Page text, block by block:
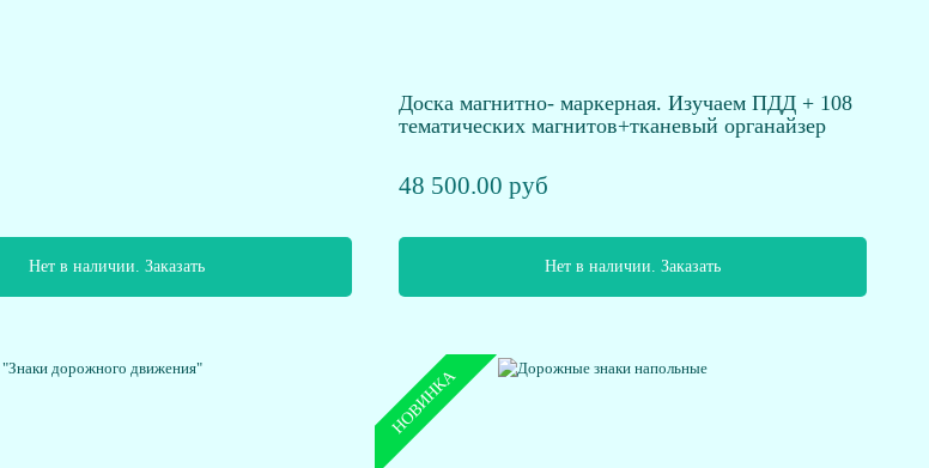
Нет в наличии. Заказать
Доска магнитно- маркерная. Изучаем ПДД + 108
тематических магнитов+тканевый органайзер
48 500.00 руб
Нет в наличии. Заказать
НОВИНКА